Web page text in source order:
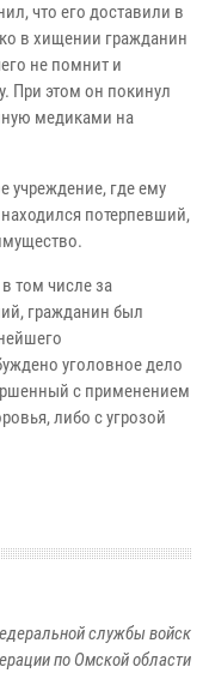
что его доставили в
в хищении гражданин
не помнит и
При этом он покинул
медиками на
учреждение, где ему
потерпевший,
том числе за
гражданин был
уголовное дело
с применением
либо с угрозой
службы войск
по Омской области